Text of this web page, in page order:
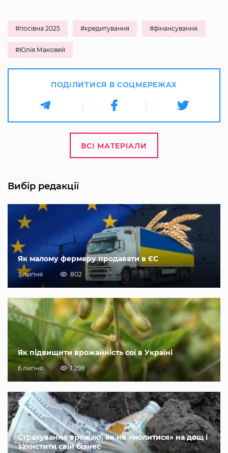
#посівна 2025 #кредитування #фінансування
#Юлія Маковей
ПОДІЛИТИСЯ В СОЦМЕРЕЖАХ
ВСІ МАТЕРІАЛИ
Вибір редакції
Як малому фермеру продавати в ЄС
3 липня 802
Як підвищити врожайність сої в Україні
6 липня 1 298
Страхування врожаю, як не «молитися» на дощ і
захистити свій бізнес